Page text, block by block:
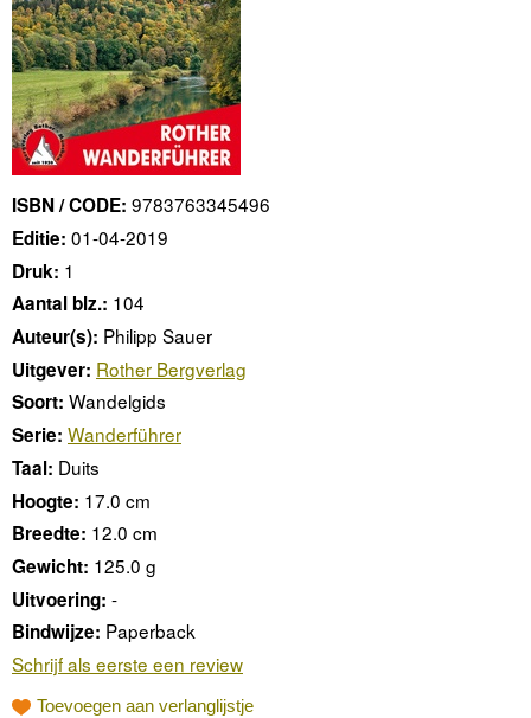
ISBN / CODE: 9783763345496
Editie: 01-04-2019
Druk: 1
Aantal blz.: 104
Auteur(s): Philipp Sauer
Uitgever: Rother Bergverlag
Soort: Wandelgids
Serie: Wanderführer
Taal: Duits
Hoogte: 17.0 cm
Breedte: 12.0 cm
Gewicht: 125.0 g
Uitvoering: -
Bindwijze: Paperback
Schrijf als eerste een review
Toevoegen aan verlanglijstje